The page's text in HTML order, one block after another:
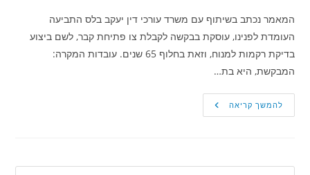
המאמר נכתב בשיתוף עם משרד עורכי דין יעקב בלס התביעה
העומדת לפנינו, עוסקת בבקשה לקבלת צו פתיחת קבר, לשם ביצוע
בדיקת רקמות למנוח, וזאת בחלוף 65 שנים. עובדות המקרה:
המבקשת, היא בת…
להמשך קריאהבקשה
לפתיחת
בחלוף